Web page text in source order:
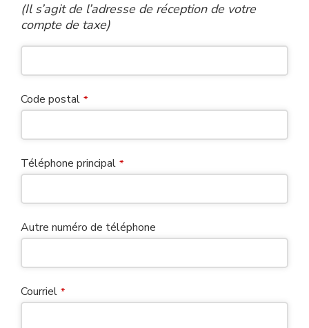
(Il s’agit de l’adresse de réception de votre
compte de taxe)
Code postal *
Téléphone principal *
Autre numéro de téléphone
Courriel *